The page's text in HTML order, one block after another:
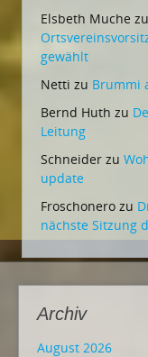
Elsbeth Muche zu
gewählt
Netti zu Brummi
Bernd Huth zu
Leitung
Schneider zu
update
Froschonero zu
nächste Sitzung
Archiv
August 2026